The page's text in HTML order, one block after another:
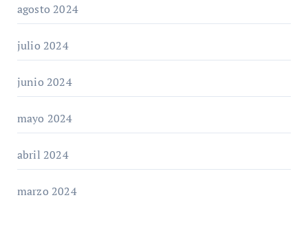
agosto 2024
julio 2024
junio 2024
mayo 2024
abril 2024
marzo 2024